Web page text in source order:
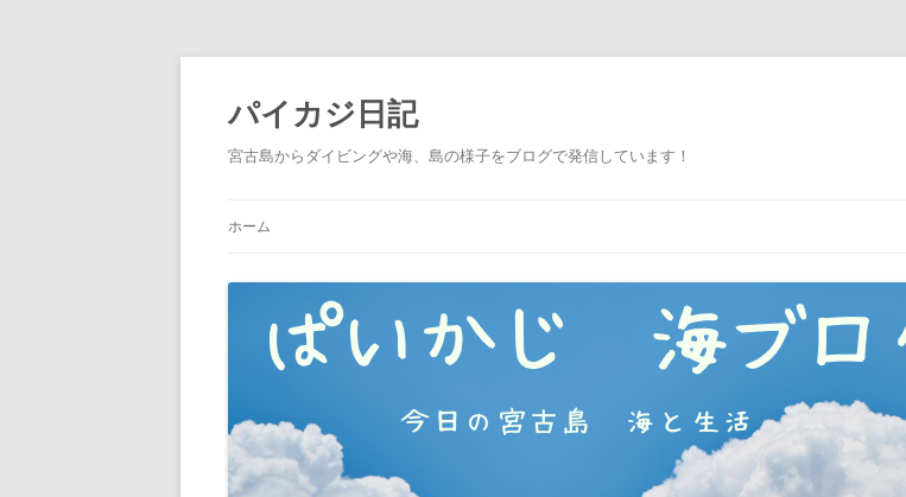
パイカジ日記
宮古島からダイビングや海、島の様子をブログで発信しています！
ス
キ
ホーム